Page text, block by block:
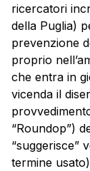
ricercatori
della Puglia)
prevenzione
proprio
che entra in
vicenda il
“Roundop”)
“suggerisce”
termine